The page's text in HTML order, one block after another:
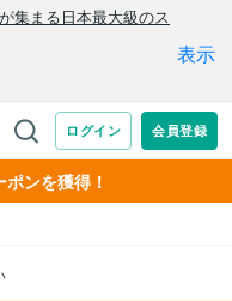
ンを獲得！